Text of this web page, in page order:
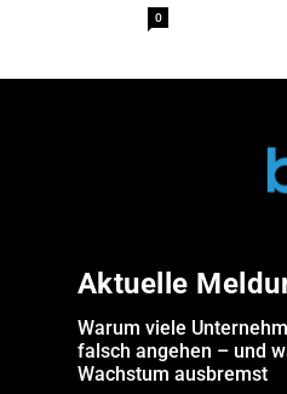
0
Aktuelle
Warum viele
falsch angehen – und
Wachstum ausbremst